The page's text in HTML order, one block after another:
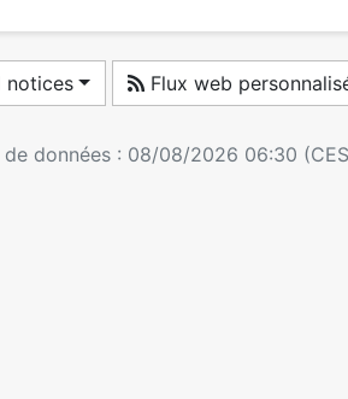
notices Flux web
données : 08/08/2026 06:30